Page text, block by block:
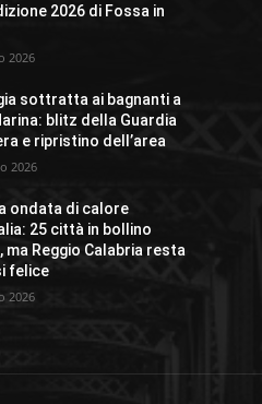
2026 di Fossa in
2026
sottratta ai bagnanti a
blitz della Guardia
e ripristino dell’area
2026
ondata di calore
25 città in bollino
ma Reggio Calabria resta
felice
2026